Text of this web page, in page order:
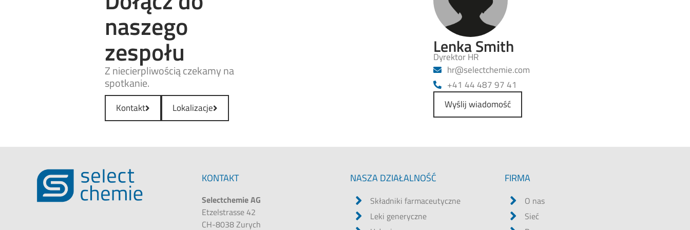
naszego
zespołu
Z niecierpliwością czekamy na
spotkanie.
Kontakt Lokalizacje
Lenka Smith
Dyrektor HR
moc.eimehctceles
@rh
+41 44 487 97 41
Wyślij wiadomość
KONTAKT
Selectchemie AG
Etzelstrasse 42
CH-8038 Zurych
NASZA DZIAŁALNOŚĆ
Składniki farmaceutyczne
Leki generyczne
FIRMA
O nas
Sieć